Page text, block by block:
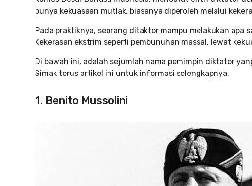
punya kekuasaan mutlak, biasanya diperoleh melalui
Pada praktiknya, seorang ditaktor mampu melakukan apa
Kekerasan ekstrim seperti pembunuhan massal, lewat
Di bawah ini, adalah sejumlah nama pemimpin diktator
Simak terus artikel ini untuk informasi selengkapnya.
1. Benito Mussolini